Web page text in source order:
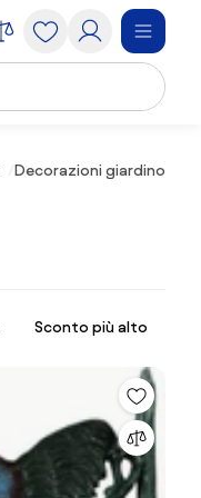
Decorazioni giardino
Sconto più alto